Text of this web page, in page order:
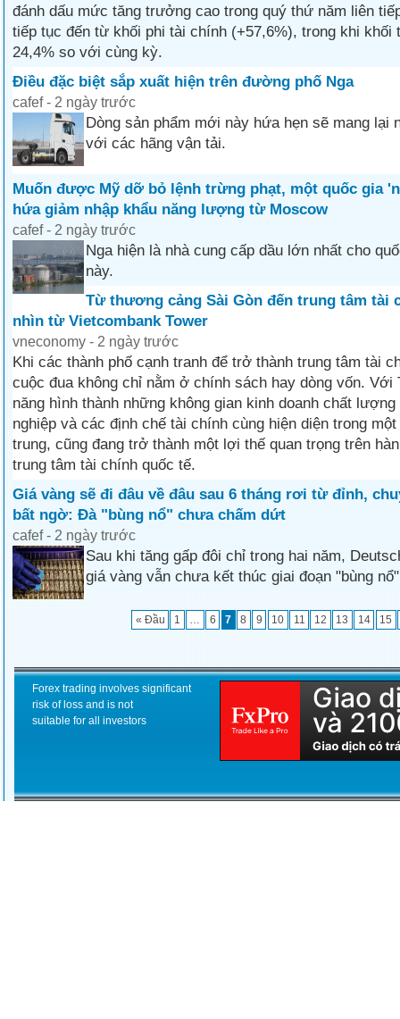
đánh dấu mức tăng trưởng cao trong quý thứ năm liên
tiếp tục đến từ khối phi tài chính (+57,6%), trong khi khối
24,4% so với cùng kỳ.
Điều đặc biệt sắp xuất hiện trên đường phố Nga
cafef - 2 ngày trước
Dòng sản phẩm mới này hứa hẹn sẽ mang lại
với các hãng vận tải.
Muốn được Mỹ dỡ bỏ lệnh trừng phạt, một quốc gia
hứa giảm nhập khẩu năng lượng từ Moscow
cafef - 2 ngày trước
Nga hiện là nhà cung cấp dầu lớn nhất cho
này.
Từ thương cảng Sài Gòn đến trung tâm tài
nhìn từ Vietcombank Tower
vneconomy - 2 ngày trước
Khi các thành phố cạnh tranh để trở thành trung tâm tài
cuộc đua không chỉ nằm ở chính sách hay dòng vốn. Với
năng hình thành những không gian kinh doanh chất
nghiệp và các định chế tài chính cùng hiện diện trong
trung, cũng đang trở thành một lợi thế quan trọng trên
trung tâm tài chính quốc tế.
Giá vàng sẽ đi đâu về đâu sau 6 tháng rơi từ đỉnh,
bất ngờ: Đà "bùng nổ" chưa chấm dứt
cafef - 2 ngày trước
Sau khi tăng gấp đôi chỉ trong hai năm,
giá vàng vẫn chưa kết thúc giai đoạn "bùng
« Đầu 1 … 6 7 8 9 10 11 12 13 14 15
Forex trading involves significant
risk of loss and is not
suitable for all investors